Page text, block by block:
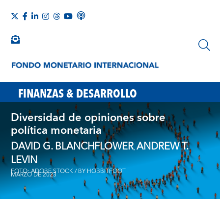
FINANZAS & DESARROLLO
Diversidad de opiniones sobre
política monetaria
DAVID G. BLANCHFLOWER,ANDREW T.
LEVIN
MARZO DE 2023
FOTO: ADOBE STOCK / BY HOBBITFOOT